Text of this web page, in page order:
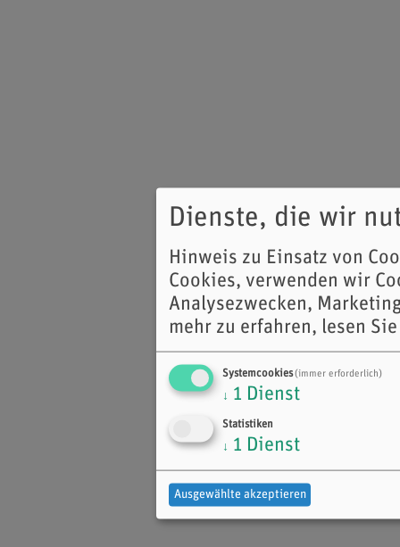
Dienste, die wir
Hinweis zu Einsatz von
Cookies, verwenden wir
Analysezwecken,
mehr zu erfahren, lesen
Systemcookies(immer erforderlich)
↓ 1 Dienst
Statistiken
↓ 1 Dienst
Ausgewählte akzeptieren